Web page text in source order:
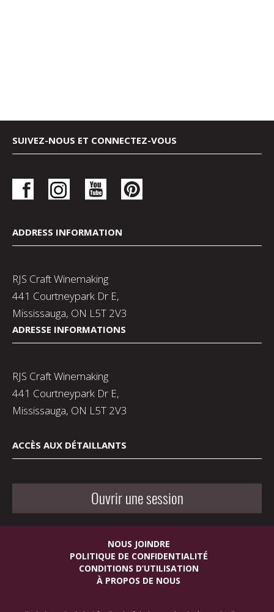
SUIVEZ-NOUS ET CONNECTEZ-VOUS
ADDRESS INFORMATION
RJS Craft Winemaking
441 Courtneypark Dr E,
Mississauga, ON L5T 2V3
ADRESSE INFORMATIONS
RJS Craft Winemaking
441 Courtneypark Dr E,
Mississauga, ON L5T 2V3
ACCÈS AUX DÉTAILLANTS
Ouvrir une session
NOUS JOINDRE
POLITIQUE DE CONFIDENTIALITÉ
CONDITIONS D’UTILISATION
À PROPOS DE NOUS